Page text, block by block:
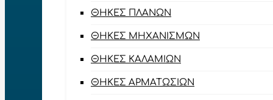
ΘΉΚΕΣ ΠΛΆΝΩΝ
ΘΉΚΕΣ ΜΗΧΑΝΙΣΜΏΝ
ΘΉΚΕΣ ΚΑΛΑΜΙΏΝ
ΘΉΚΕΣ ΑΡΜΑΤΩΣΙΏΝ